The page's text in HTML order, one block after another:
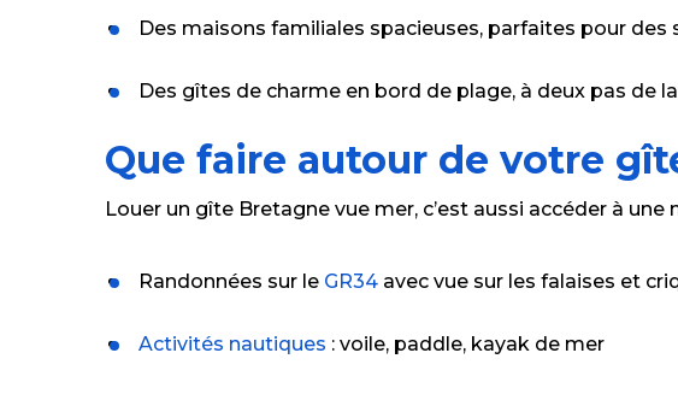
Des maisons familiales spacieuses, parfaites pour des
Des gîtes de charme en bord de plage, à deux pas de
Que faire autour de votre
Louer un gîte Bretagne vue mer, c’est aussi accéder à une
Randonnées sur le GR34 avec vue sur les falaises et
Activités nautiques : voile, paddle, kayak de mer